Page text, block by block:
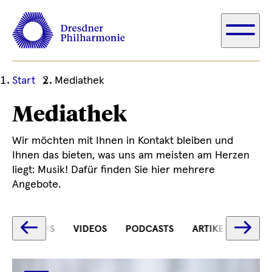
Ihre
Position
Start Mediathek
Mediathek
Wir möchten mit Ihnen in Kontakt bleiben und
Ihnen das bieten, was uns am meisten am Herzen
liegt: Musik! Dafür finden Sie hier mehrere
Angebote.
Text
wird
geladen
STREAMS VIDEOS PODCASTS ARTIKEL